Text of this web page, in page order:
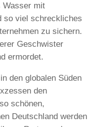
Wasser mit
so viel schreckliches
zu sichern.
Geschwister
ermordet.
den globalen Süden
den
schönen,
Deutschland werden